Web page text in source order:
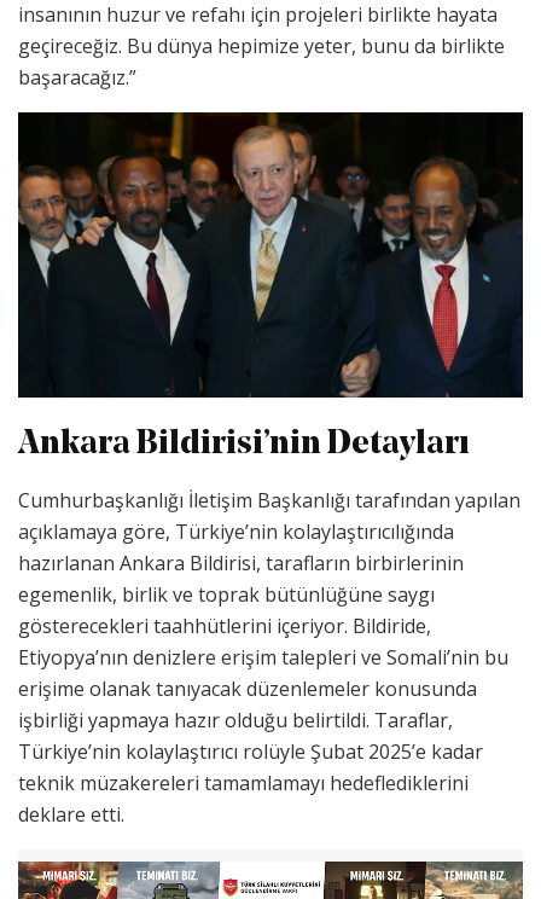
insanının huzur ve refahı için projeleri birlikte hayata
geçireceğiz. Bu dünya hepimize yeter, bunu da birlikte
başaracağız.”
Ankara Bildirisi’nin Detayları
Cumhurbaşkanlığı İletişim Başkanlığı tarafından yapılan
açıklamaya göre, Türkiye’nin kolaylaştırıcılığında
hazırlanan Ankara Bildirisi, tarafların birbirlerinin
egemenlik, birlik ve toprak bütünlüğüne saygı
gösterecekleri taahhütlerini içeriyor. Bildiride,
Etiyopya’nın denizlere erişim talepleri ve Somali’nin bu
erişime olanak tanıyacak düzenlemeler konusunda
işbirliği yapmaya hazır olduğu belirtildi. Taraflar,
Türkiye’nin kolaylaştırıcı rolüyle Şubat 2025’e kadar
teknik müzakereleri tamamlamayı hedeflediklerini
deklare etti.